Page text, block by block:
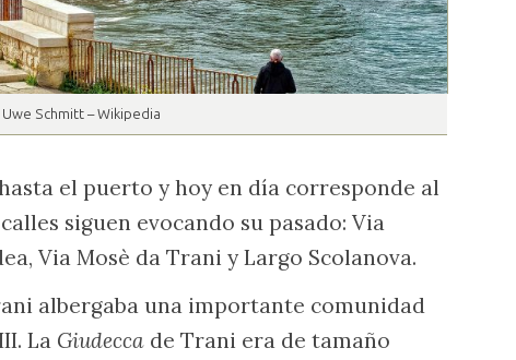
Schmitt – Wikipedia
el puerto y hoy en día corresponde al
siguen evocando su pasado: Via
Via Mosè da Trani y Largo Scolanova.
albergaba una importante comunidad
La Giudecca de Trani era de tamaño